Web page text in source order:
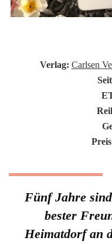
Verlag: Carlsen
Fünf Jahre
bester
Heimatdorf an